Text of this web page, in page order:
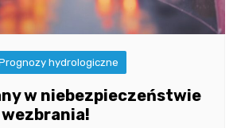
hydrologiczne
w niebezpieczeństwie
wezbrania!